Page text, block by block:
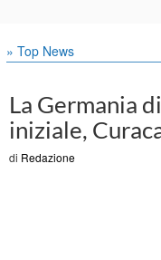
» Top News
La Germania
iniziale,
di Redazione